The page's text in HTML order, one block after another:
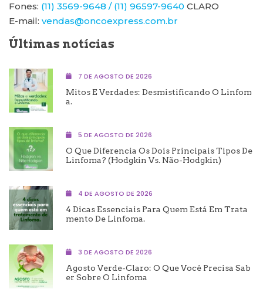
Fones: (11) 3569-9648 / (11) 96597-9640 CLARO
E-mail: vendas@oncoexpress.com.br
Últimas notícias
7 DE AGOSTO DE 2026
Mitos E Verdades: Desmistificando O Linfom
A.
5 DE AGOSTO DE 2026
O Que Diferencia Os Dois Principais Tipos De
Linfoma? (Hodgkin Vs. Não-Hodgkin)
4 DE AGOSTO DE 2026
4 Dicas Essenciais Para Quem Está Em Trata
Mento De Linfoma.
3 DE AGOSTO DE 2026
Agosto Verde-Claro: O Que Você Precisa Sab
Er Sobre O Linfoma